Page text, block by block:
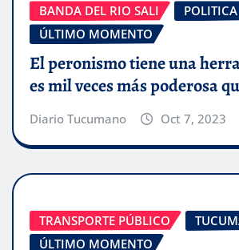
BANDA DEL RIO SALI
POLITICA
ÚLTIMO MOMENTO
El peronismo tiene una
es mil veces más poderosa
Diario Tucumano Oct 7, 2023
TRANSPORTE PÚBLICO
ÚLTIMO MOMENTO